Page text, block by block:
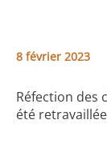
8 février 2023
Réfection des
été